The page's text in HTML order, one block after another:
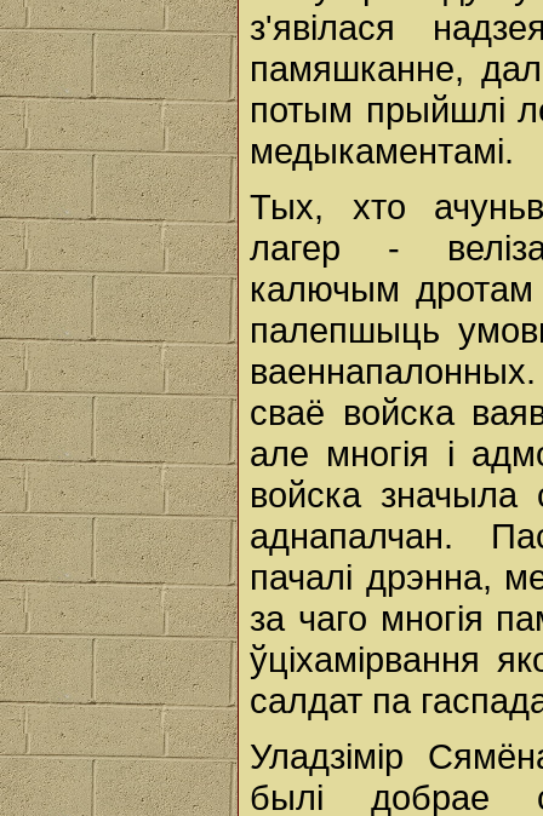
з'явілася
памяшканне,
потым прыйшлі
медыкаментамі.
Тых, хто
лагер -
калючым дротам
палепшыць
сваё войска
але многія і
войска значыла
аднапалчан.
пачалі дрэнна,
за чаго многія
ўціхамірвання
салдат па
Уладзімір
былі добрае